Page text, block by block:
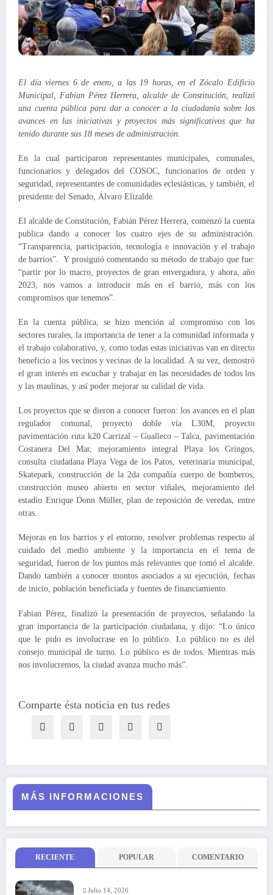
El día viernes 6 de enero, a las 19 horas, en el Zócalo Edificio
Municipal, Fabian Pérez Herrera, alcalde de Constitución, realizó
una cuenta pública para dar a conocer a la ciudadanía sobre los
avances en las iniciativas y proyectos más significativos que ha
tenido durante sus 18 meses de administración.
En la cual participaron representantes municipales, comunales,
funcionarios y delegados del COSOC, funcionarios de orden y
seguridad, representantes de comunidades eclesiásticas, y también, el
presidente del Senado, Álvaro Elizalde.
El alcalde de Constitución, Fabián Pérez Herrera, comenzó la cuenta
publica dando a conocer los cuatro ejes de su administración.
“Transparencia, participación, tecnología e innovación y el trabajo
de barrios”.
Y prosiguió comentando su método de trabajo que fue:
“partir por lo macro, proyectos de gran envergadura, y ahora, año
2023, nos vamos a introducir más en el barrio, más con los
compromisos que tenemos”.
En la cuenta pública, se hizo mención al compromiso con los
sectores rurales, la importancia de tener a la comunidad informada y
el trabajo colaborativo, y, como todas estas iniciativas van en directo
beneficio a los vecinos y vecinas de la localidad. A su vez, demostró
el gran interés en escuchar y trabajar en las necesidades de todos los
y las maulinas, y así poder mejorar su calidad de vida.
Los proyectos que se dieron a conocer fueron: los avances en el plan
regulador comunal, proyecto doble vía L30M, proyecto
pavimentación ruta k20 Carrizal – Gualleco – Talca, pavimentación
Costanera Del Mar, mejoramiento integral Playa los Gringos,
consulta ciudadana Playa Vega de los Patos, veterinaria municipal,
Skatepark, construcción de la 2da compañía cuerpo de bomberos,
construcción museo abierto en sector viñales, mejoramiento del
estadio Enrique Donn Müller, plan de reposición de veredas, entre
otras.
Mejoras en los barrios y el entorno, resolver problemas respecto al
cuidado del medio ambiente y la importancia en el tema de
seguridad, fueron de los puntos más relevantes que tomó el alcalde.
Dando también a conocer montos asociados a su ejecución, fechas
de inicio, población beneficiada y fuentes de financiamiento.
Fabian Pérez, finalizó la presentación de proyectos, señalando la
gran importancia de la participación ciudadana, y dijo: “Lo único
que le pido es involucrase en lo público. Lo público no es del
consejo municipal de turno. Lo público es de todos. Mientras más
nos involucremos, la ciudad avanza mucho más”.
Comparte ésta noticia en tus redes
MÁS INFORMACIONES
RECIENTE POPULAR COMENTARIO
Julio 14, 2026